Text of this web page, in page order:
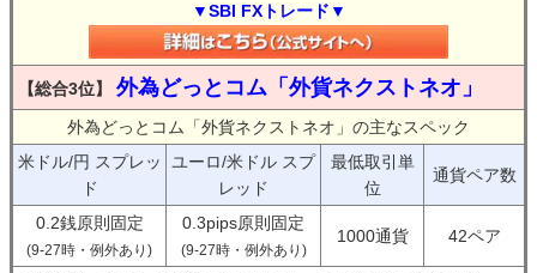
▼SBI FXトレード▼
【総合3位】 外為どっとコム「外貨ネクストネオ」
外為どっとコム「外貨ネクストネオ」の主なスペック
米ドル/円 スプレッ
ド
ユーロ/米ドル スプ
レッド
最低取引単
位
通貨ペア数
0.2銭原則固定
(9-27時・例外あり)
0.3pips原則固定
(9-27時・例外あり)
1000通貨 42ペア